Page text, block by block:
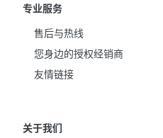
专业服务
售后与热线
您身边的授权经销商
友情链接
关于我们